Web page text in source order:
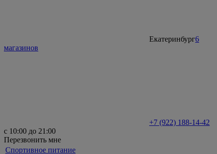
Екатеринбург6
магазинов
+7 (922) 188-14-42
с 10:00 до 21:00
Перезвонить мне
Спортивное питание